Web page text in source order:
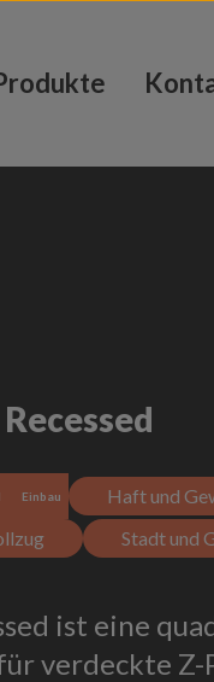
Einbau
Haft und
Stadt und
ist eine
verdeckte Z-